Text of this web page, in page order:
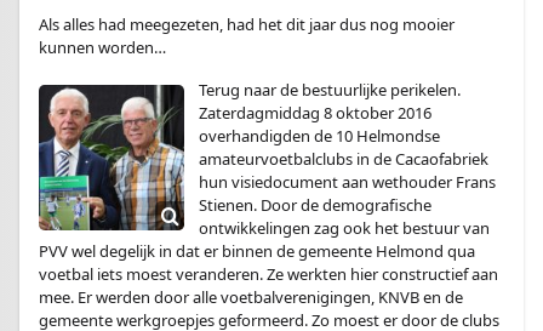
Als alles had meegezeten, had het dit jaar dus nog mooier
kunnen worden…
Terug naar de bestuurlijke perikelen.
Zaterdagmiddag 8 oktober 2016
overhandigden de 10 Helmondse
amateurvoetbalclubs in de Cacaofabriek
hun visiedocument aan wethouder Frans
Stienen. Door de demografische
ontwikkelingen zag ook het bestuur van
PVV wel degelijk in dat er binnen de gemeente Helmond qua
voetbal iets moest veranderen. Ze werkten hier constructief aan
mee. Er werden door alle voetbalverenigingen, KNVB en de
gemeente werkgroepjes geformeerd. Zo moest er door de clubs